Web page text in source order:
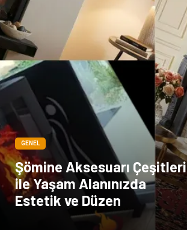
GENEL
Şömine Aksesuarı Çeşitleri
ile Yaşam Alanınızda
Estetik ve Düzen